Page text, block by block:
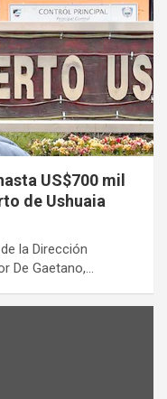
US$700 mil
de Ushuaia
la Dirección
De Gaetano,…